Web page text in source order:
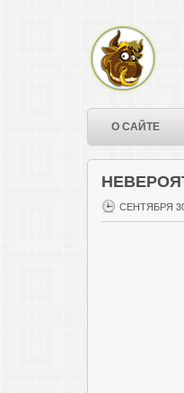
О САЙТЕ
СЕНТЯБРЯ